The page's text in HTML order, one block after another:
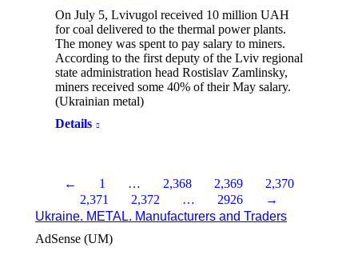
On July 5, Lvivugol received 10 million UAH
for coal delivered to the thermal power plants.
The money was spent to pay salary to miners.
According to the first deputy of the Lviv regional
state administration head Rostislav Zamlinsky,
miners received some 40% of their May salary.
(Ukrainian metal)
Details
← 1 … 2,368 2,369
2,370
2,371
2,372 … 2926
→
Ukraine. METAL. Manufacturers and Traders
AdSense (UM)